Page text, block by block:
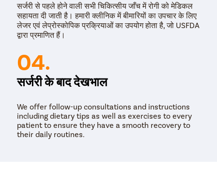
सर्जरी से पहले होने वाली सभी चिकित्सीय जाँच में रोगी को मेडिकल
सहायता दी जाती है। हमारी क्लीनिक में बीमारियों का उपचार के लिए
लेजर एवं लेप्रोस्कोपिक प्रक्रियाओं का उपयोग होता है, जो USFDA
द्वारा प्रमाणित हैं।
04.
सर्जरी के बाद देखभाल
We offer follow-up consultations and instructions
including dietary tips as well as exercises to every
patient to ensure they have a smooth recovery to
their daily routines.